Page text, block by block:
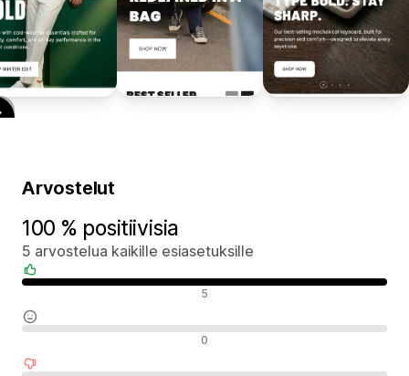
Arvostelut
100 % positiivisia
5 arvostelua kaikille esiasetuksille
5
0